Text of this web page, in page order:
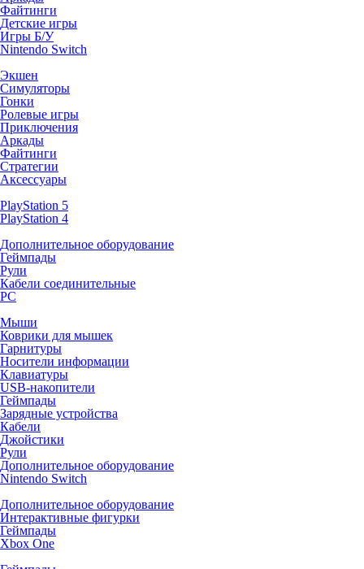
Файтинги
Детские игры
Игры Б/У
Nintendo Switch
Экшен
Симуляторы
Гонки
Ролевые игры
Приключения
Аркады
Файтинги
Стратегии
Аксессуары
PlayStation 5
PlayStation 4
Дополнительное оборудование
Геймпады
Рули
Кабели соединительные
PC
Мыши
Коврики для мышек
Гарнитуры
Носители информации
Клавиатуры
USB-накопители
Геймпады
Зарядные устройства
Кабели
Джойстики
Рули
Дополнительное оборудование
Nintendo Switch
Дополнительное оборудование
Интерактивные фигурки
Геймпады
Xbox One